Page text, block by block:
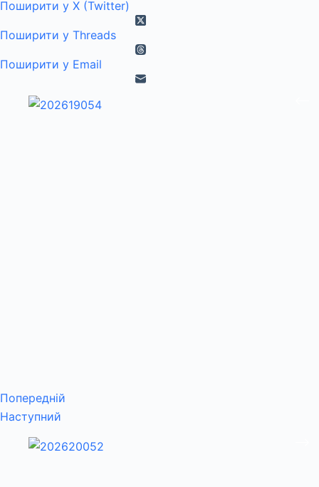
Поширити у X (Twitter)
Поширити у Threads
Поширити у Email
Попередній
Наступний